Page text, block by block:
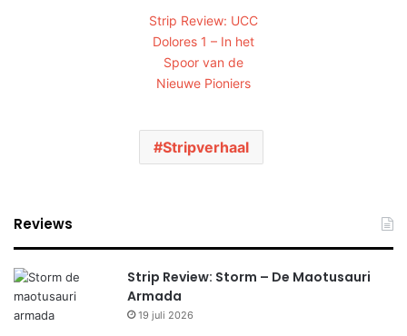
Strip Review: UCC
Dolores 1 – In het
Spoor van de
Nieuwe Pioniers
Stripverhaal
Reviews
Strip Review: Storm – De Maotusauri
Armada
19 juli 2026